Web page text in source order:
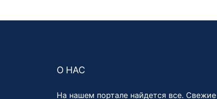
О НАС
На нашем портале найдется все. Свежие